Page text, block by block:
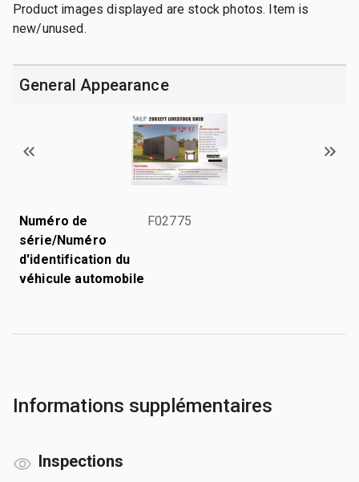
Product images displayed are stock photos. Item is
new/unused.
General Appearance
Numéro de
série/Numéro
d'identification du
véhicule automobile
F02775
Informations supplémentaires
Inspections